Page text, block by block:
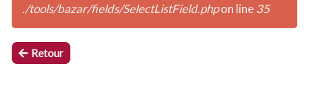
./tools/bazar/fields/SelectListField.phpon line35
Retour